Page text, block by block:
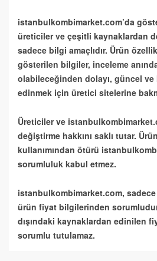
istanbulkombimarket.com’da
üreticiler ve çeşitli kaynaklardan
sadece bilgi amaçlıdır. Ürün
gösterilen bilgiler, inceleme
olabileceğinden dolayı, güncel ve
edinmek için üretici sitelerine
Üreticiler ve
değiştirme hakkını saklı tutar.
kullanımından ötürü
sorumluluk kabul etmez.
istanbulkombimarket.com,
ürün fiyat bilgilerinden
dışındaki kaynaklardan edinilen
sorumlu tutulamaz.